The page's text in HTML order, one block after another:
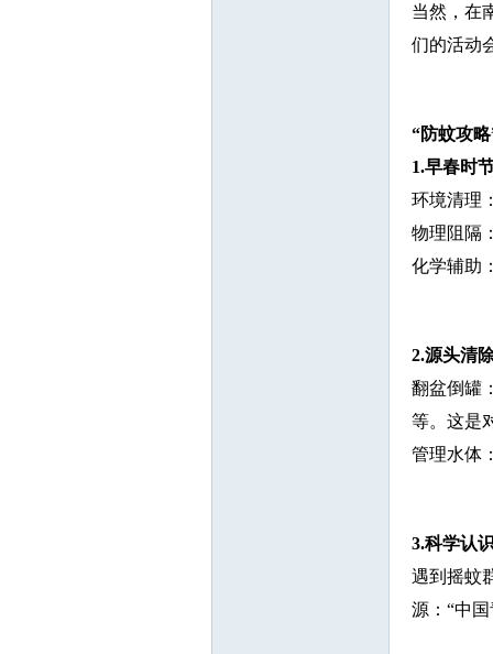
当然，在
们的活动
“防蚊攻
1.早春时
环境清理
物理阻隔
化学辅助
2.源头清
翻盆倒罐
等。这是
管理水体
3.科学认
遇到摇蚊
源：“中